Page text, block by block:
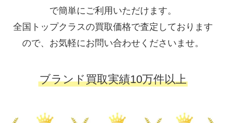
で簡単にご利用いただけます。
全国トップクラスの買取価格で査定しております
ので、お気軽にお問い合わせくださいませ。
ブランド買取実績10万件以上